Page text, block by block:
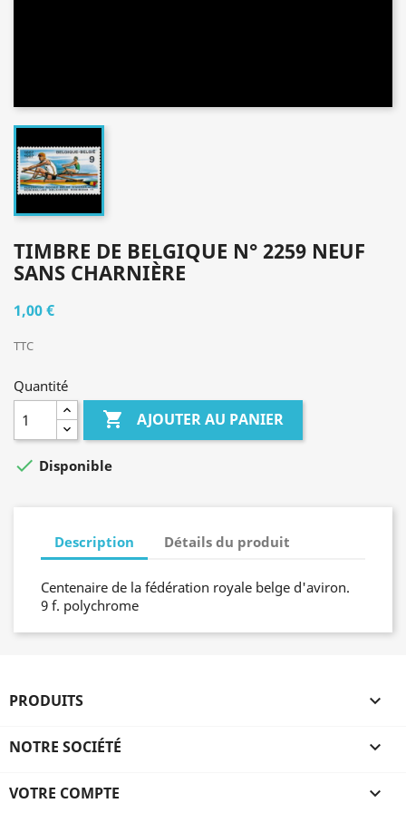
TIMBRE DE BELGIQUE N° 2259 NEUF
SANS CHARNIÈRE
1,00 €
TTC
Quantité
 AJOUTER AU PANIER
 Disponible
Description Détails du produit
Centenaire de la fédération royale belge d'aviron.
9 f. polychrome
PRODUITS 
NOTRE SOCIÉTÉ 
VOTRE COMPTE 